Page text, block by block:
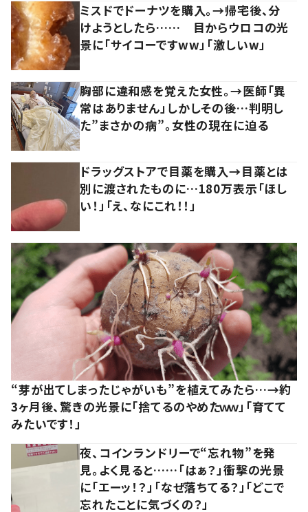
ミスドでドーナツを購入。→帰宅後、分
けようとしたら…… 目からウロコの光
景に「サイコーですww」「激しいw」
胸部に違和感を覚えた女性。→医師「異
常はありません」しかしその後…判明し
た”まさかの病”。女性の現在に迫る
ドラッグストアで目薬を購入→目薬とは
別に渡されたものに…180万表示「ほし
い！」「え、なにこれ！！」
“芽が出てしまったじゃがいも”を植えてみたら…→約
3ヶ月後、驚きの光景に「捨てるのやめたｗｗ」「育てて
みたいです！」
夜、コインランドリーで“忘れ物”を発
見。よく見ると……「はぁ？」衝撃の光景
に「エーッ！？」「なぜ落ちてる？」「どこで
忘れたことに気づくの？」